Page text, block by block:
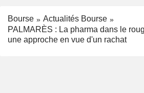
Bourse
Actualités Bourse
PALMARÈS : La pharma dans le
une approche en vue d'un rachat